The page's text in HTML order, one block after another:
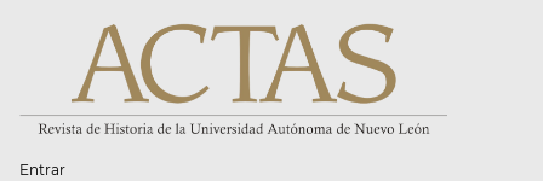
Entrar